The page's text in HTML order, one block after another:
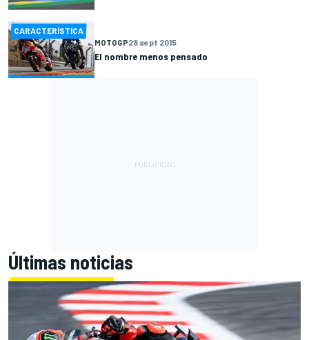
CARACTERÍSTICA
MOTOGP28 sept 2015
El nombre menos pensado
Últimas noticias